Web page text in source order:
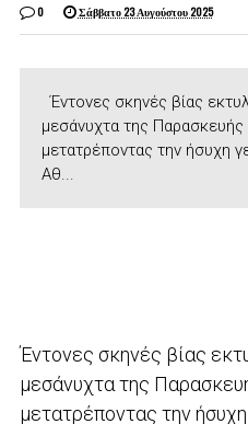
0 Σάββατο 23 Αυγούστου 2025
Έντονες σκηνές βίας
μεσάνυχτα της
μετατρέποντας την ήσυχη
Αθ...
Έντονες σκηνές βίας
μεσάνυχτα της
μετατρέποντας την